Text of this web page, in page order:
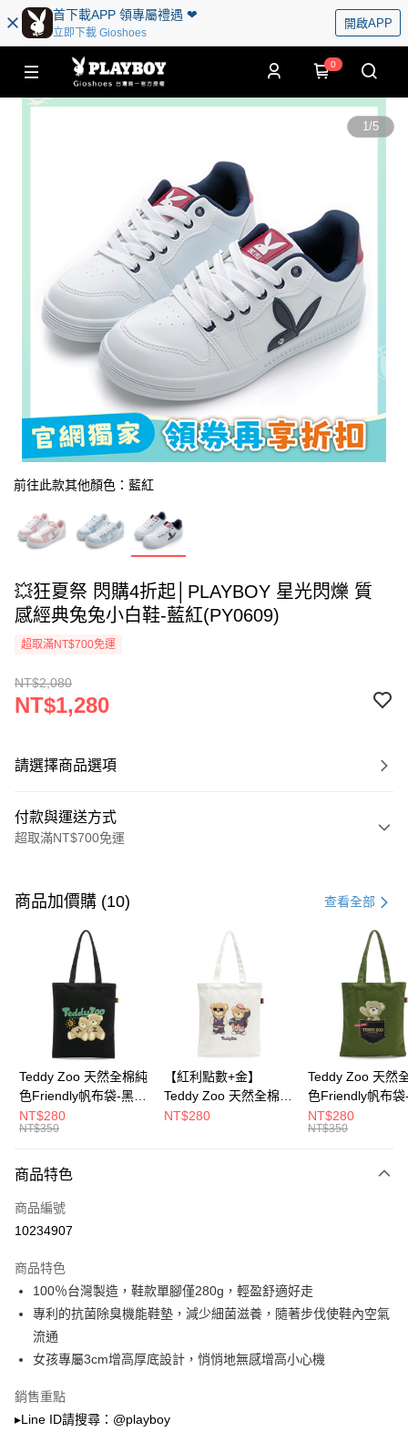
首下載APP 領專屬禮遇 ❤︎
立即下載 Gioshoes
開啟APP
0
1/5
前往此款其他顏色：藍紅
💥狂夏祭 閃購4折起│PLAYBOY 星光閃爍 質
感經典兔兔小白鞋-藍紅(PY0609)
超取滿NT$700免運
NT$2,080
NT$1,280
請選擇商品選項
付款與運送方式
超取滿NT$700免運
信用卡一次付款
超商取貨付款
Apple Pay
街口支付
大哥付你分期
相關說明
2.付款方式選擇「大哥付你分期」，訂單成立後會自動跳轉到大哥付的交易
成交易。
3.實際核准額度、可分期數及費用金額請依後續交易確認頁面所載為準。
消。如遇「轉專審核」未通過狀況，表示未達大哥付你分期系統評分，恕無
法說明評估內容。
【繳款方式說明】
1.分期款項不併入電信帳單，「大哥付你分期」於每月結算日後寄送繳費提
2.透過簡訊連結打開帳單後，可選擇「超商條碼／台灣大直營門市／銀行轉
帳／街口支付／iPASS MONEY」等通路繳費。
【注意事項】
1.本服務係由「台灣大哥大股份有限公司」（以下簡稱本公司）所提供，讓
用戶於交易時，得透過本服務購買商品或服務，並由商店將買賣／分期付款
運送方式
全家取貨付款
付款後全家取貨
每筆NT$100，滿NT$700(含以上)免運費
付款後萊爾富取貨
商品加價購 (10) 查看全部
Teddy Zoo 天然全棉純
色Friendly帆布袋-黑色
(TZB107)
NT$280
NT$350
【紅利點數+金】
Teddy Zoo 天然全棉純
色Friendly帆布袋-白色
NT$280
Teddy Zoo 天然
色Friendly帆布袋
色(TZB107)
NT$280
NT$350
商品特色
商品編號
10234907
商品特色
100％台灣製造，鞋款單腳僅280g，輕盈舒適好走
專利的抗菌除臭機能鞋墊，減少細菌滋養，隨著步伐使鞋內空氣
流通
女孩專屬3cm增高厚底設計，悄悄地無感增高小心機
銷售重點
▸Line ID請搜尋：@playboy